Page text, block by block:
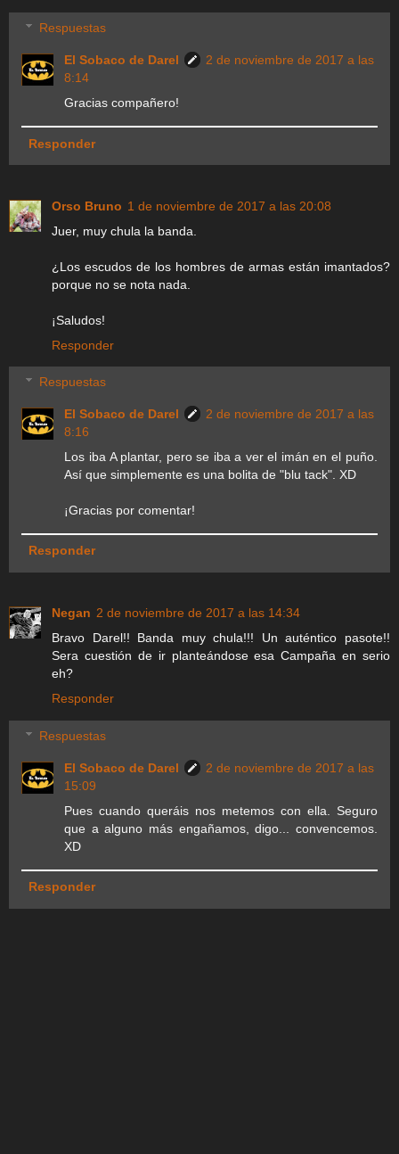
Respuestas
El Sobaco de Darel
2 de noviembre de 2017 a las
8:14
Gracias compañero!
Responder
Orso Bruno 1 de noviembre de 2017 a las 20:08
Juer, muy chula la banda.
¿Los escudos de los hombres de armas están imantados?
porque no se nota nada.
¡Saludos!
Responder
Respuestas
El Sobaco de Darel
2 de noviembre de 2017 a las
8:16
Los iba A plantar, pero se iba a ver el imán en el puño.
Así que simplemente es una bolita de "blu tack". XD
¡Gracias por comentar!
Responder
Negan 2 de noviembre de 2017 a las 14:34
Bravo Darel!! Banda muy chula!!! Un auténtico pasote!!
Sera cuestión de ir planteándose esa Campaña en serio
eh?
Responder
Respuestas
El Sobaco de Darel
2 de noviembre de 2017 a las
15:09
Pues cuando queráis nos metemos con ella. Seguro
que a alguno más engañamos, digo... convencemos.
XD
Responder